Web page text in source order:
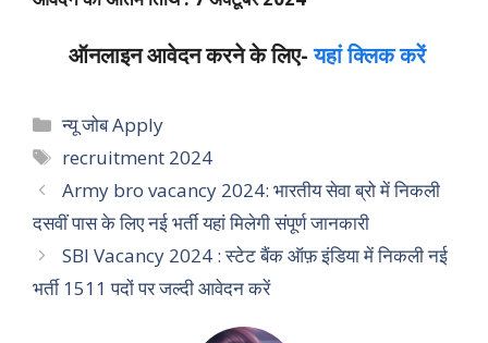
ऑनलाइन आवेदन करने के लिए-यहां क्लिक करें
Categories
न्यू जोब Apply
Tags
recruitment 2024
Army bro vacancy 2024: भारतीय सेवा ब्रो में निकली
दसवीं पास के लिए नई भर्ती यहां मिलेगी संपूर्ण जानकारी
SBI Vacancy 2024 : स्टेट बैंक ऑफ़ इंडिया में निकली नई
भर्ती 1511 पदों पर जल्दी आवेदन करें